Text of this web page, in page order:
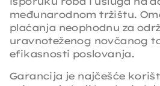
međunarodnom tržištu.
plaćanja neophodnu za
uravnoteženog novčanog
efikasnosti poslovanja.
Garancija je najčešće